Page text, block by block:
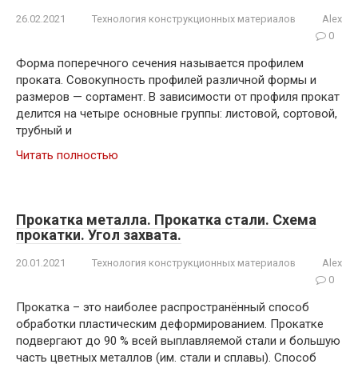
26.02.2021 Технология конструкционных материалов
Alex
0
Форма поперечного сечения называется профилем
проката. Совокупность профилей различной формы и
размеров — сортамент. В зависимости от профиля прокат
делится на четыре основные группы: листовой, сортовой,
трубный и
Читать полностью
Прокатка металла. Прокатка стали. Схема
прокатки. Угол захвата.
20.01.2021 Технология конструкционных материалов
Alex
0
Прокатка – это наиболее распространённый способ
обработки пластическим деформированием. Прокатке
подвергают до 90 % всей выплавляемой стали и большую
часть цветных металлов (им. стали и сплавы). Способ